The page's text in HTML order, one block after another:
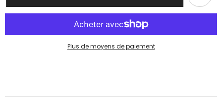
Plus de moyens de paiement